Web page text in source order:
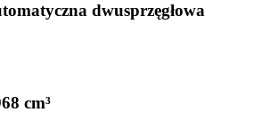
dwusprzęgłowa
cm³